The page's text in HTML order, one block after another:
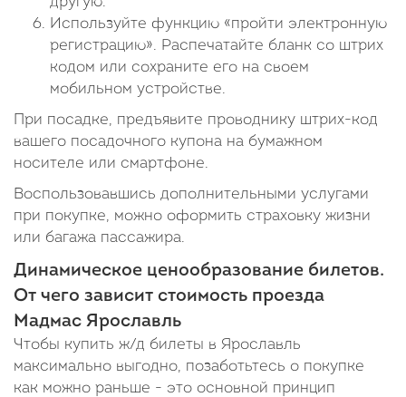
Используйте функцию «пройти электронную
регистрацию». Распечатайте бланк со штрих
кодом или сохраните его на своем
мобильном устройстве.
При посадке, предъявите проводнику штрих-код
вашего посадочного купона на бумажном
носителе или смартфоне.
Воспользовавшись дополнительными услугами
при покупке, можно оформить страховку жизни
или багажа пассажира.
Динамическое ценообразование билетов.
От чего зависит стоимость проезда
Мадмас Ярославль
Чтобы купить ж/д билеты в Ярославль
максимально выгодно, позаботьтесь о покупке
как можно раньше - это основной принцип